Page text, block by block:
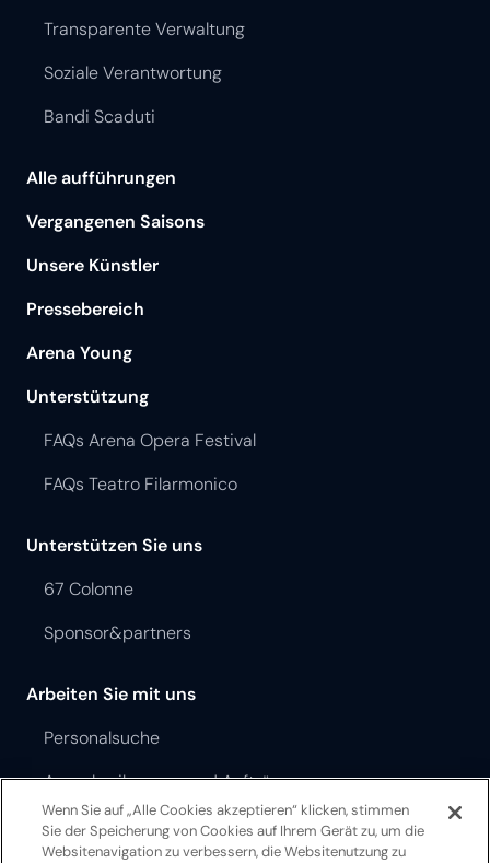
Transparente Verwaltung
Soziale Verantwortung
Bandi Scaduti
Alle aufführungen
Vergangenen Saisons
Unsere Künstler
Pressebereich
Arena Young
Unterstützung
FAQs Arena Opera Festival
FAQs Teatro Filarmonico
Unterstützen Sie uns
67 Colonne
Sponsor&partners
Arbeiten Sie mit uns
Personalsuche
Ausschreibungen und Aufträge
Opera Festival Theater Ordnung
Wenn Sie auf „Alle Cookies akzeptieren“ klicken, stimmen
Sie der Speicherung von Cookies auf Ihrem Gerät zu, um die
Websitenavigation zu verbessern, die Websitenutzung zu